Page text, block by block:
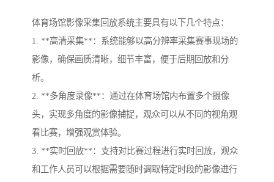
体育场馆影像采集回放系统主要具有以下几个特点：
1. **高清采集**：系统能够以高分辨率采集赛事现场的
影像，确保画质清晰，细节丰富，便于后期回放和分
析。
2. **多角度录像**：通过在体育场馆内布置多个摄像
头，实现多角度的影像捕捉，观众可以从不同的视角观
看比赛，增强观赏体验。
3. **实时回放**：支持对比赛过程进行实时回放，观众
和工作人员可以根据需要随时调取特定时段的影像进行